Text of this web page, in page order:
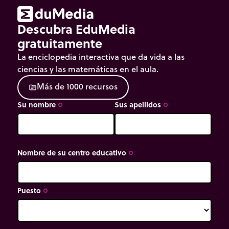
Descubra EduMedia
gratuitamente
La enciclopedia interactiva que da vida a las
ciencias y las matemáticas en el aula.
sourceMásde1000 recursos
Su nombre trip_origin Sus apellidos trip_origin
Nombre de su centro educativo trip_origin
Puesto trip_origin